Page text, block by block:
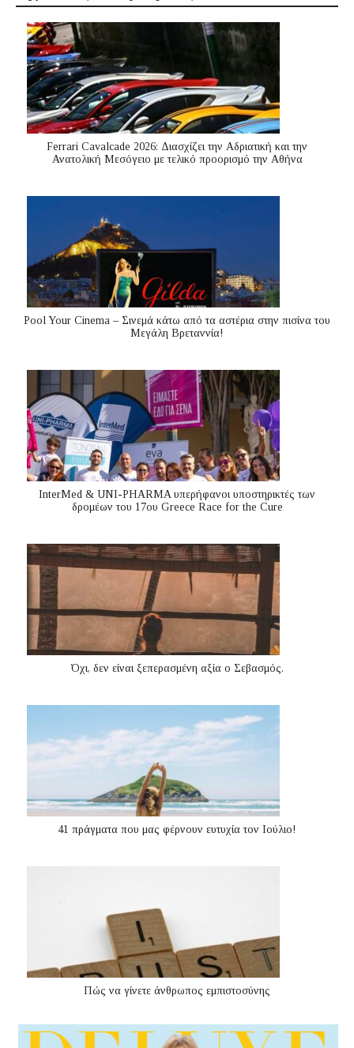
Ferrari Cavalcade 2026: Διασχίζει την Αδριατική και την
Ανατολική Μεσόγειo με τελικό προορισμό την Αθήνα
Pool Your Cinema – Σινεμά κάτω από τα αστέρια στην πισίνα του
Μεγάλη Βρεταννία!
InterMed & UNI-PHARMA υπερήφανοι υποστηρικτές των
δρομέων του 17ου Greece Race for the Cure
Όχι, δεν είναι ξεπερασμένη αξία ο Σεβασμός.
41 πράγματα που μας φέρνουν ευτυχία τον Ιούλιο!
Πώς να γίνετε άνθρωπος εμπιστοσύνης